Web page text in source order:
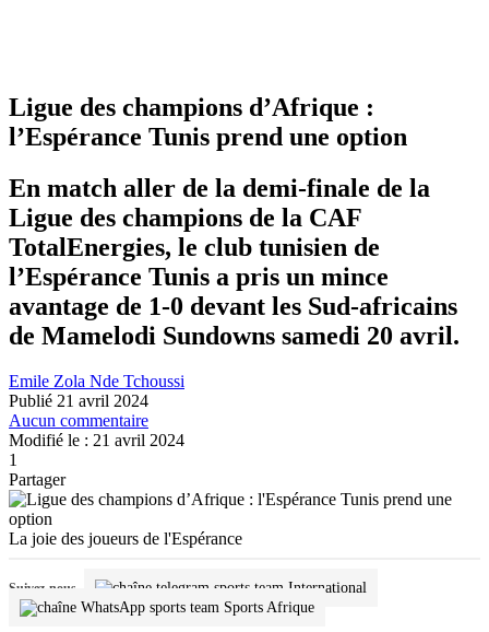
Ligue des champions d’Afrique :
l’Espérance Tunis prend une option
En match aller de la demi-finale de la
Ligue des champions de la CAF
TotalEnergies, le club tunisien de
l’Espérance Tunis a pris un mince
avantage de 1-0 devant les Sud-africains
de Mamelodi Sundowns samedi 20 avril.
Emile Zola Nde Tchoussi
Publié 21 avril 2024
Aucun commentaire
Modifié le : 21 avril 2024
1
Partager
La joie des joueurs de l'Espérance
Suivez-nous
International
Sports Afrique